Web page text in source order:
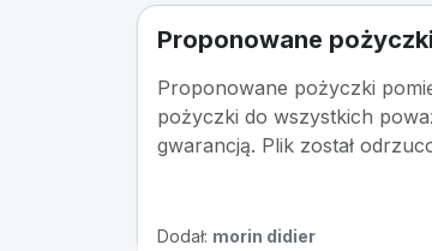
Proponowane
Proponowane pożyczki
pożyczki do wszystkich
gwarancją. Plik został
Dodał: morin didier